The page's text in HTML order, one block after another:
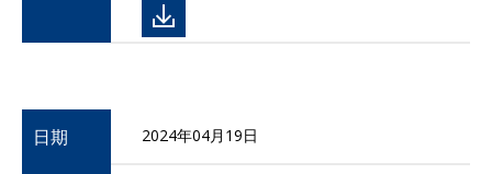
日期 2024年04月19日